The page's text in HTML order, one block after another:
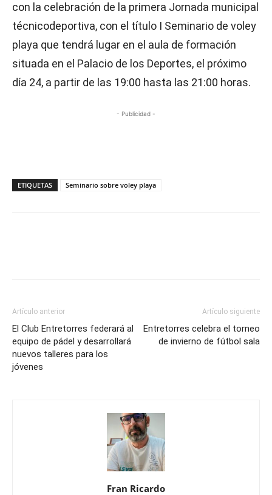
con la celebración de la primera Jornada municipal
técnicodeportiva, con el título I Seminario de voley
playa que tendrá lugar en el aula de formación
situada en el Palacio de los Deportes, el próximo
día 24, a partir de las 19:00 hasta las 21:00 horas.
- Publicidad -
ETIQUETAS Seminario sobre voley playa
Artículo anterior
El Club Entretorres federará al
equipo de pádel y desarrollará
nuevos talleres para los
jóvenes
Artículo siguiente
Entretorres celebra el torneo
de invierno de fútbol sala
Fran Ricardo